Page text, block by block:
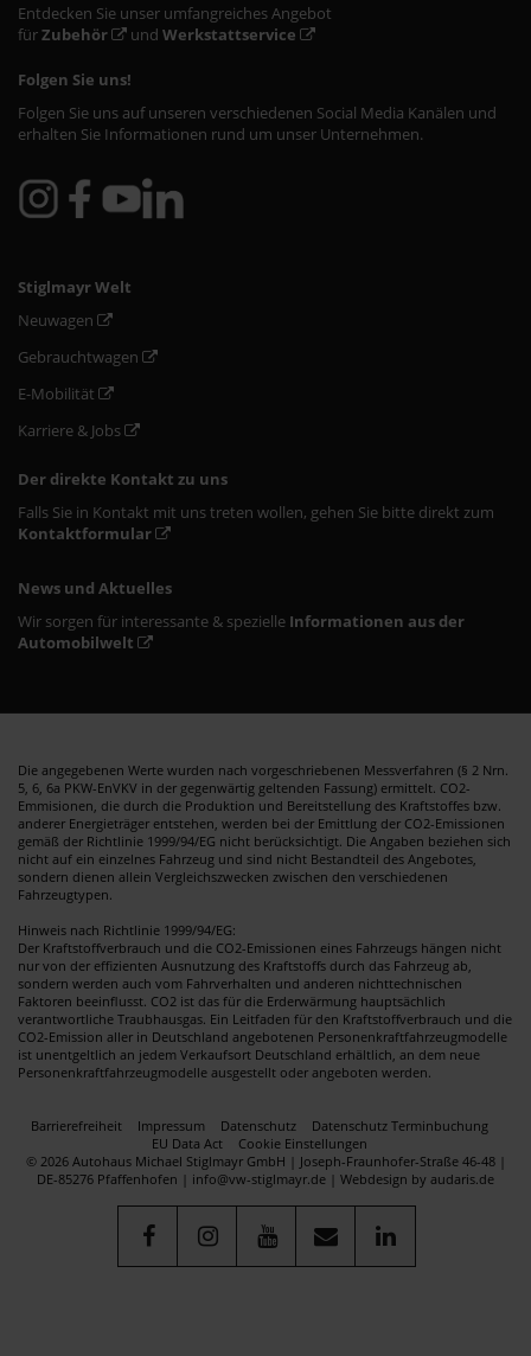
Entdecken Sie unser umfangreiches Angebot
fürZubehör und Werkstattservice
Folgen Sie uns!
Folgen Sie uns auf unseren verschiedenen Social Media Kanälen und
erhalten Sie Informationen rund um unser Unternehmen.
Stiglmayr Welt
Neuwagen
Gebrauchtwagen
E-Mobilität
Karriere & Jobs
Der direkte Kontakt zu uns
Falls Sie in Kontakt mit uns treten wollen, gehen Sie bitte direkt zum
Kontaktformular
News und Aktuelles
Wir sorgen für interessante & spezielle Informationen aus der
Automobilwelt
Die angegebenen Werte wurden nach vorgeschriebenen Messverfahren (§ 2 Nrn.
5, 6, 6a PKW-EnVKV in der gegenwärtig geltenden Fassung) ermittelt. CO2-
Emmisionen, die durch die Produktion und Bereitstellung des Kraftstoffes bzw.
anderer Energieträger entstehen, werden bei der Emittlung der CO2-Emissionen
gemäß der Richtlinie 1999/94/EG nicht berücksichtigt. Die Angaben beziehen sich
nicht auf ein einzelnes Fahrzeug und sind nicht Bestandteil des Angebotes,
sondern dienen allein Vergleichszwecken zwischen den verschiedenen
Fahrzeugtypen.
Hinweis nach Richtlinie 1999/94/EG:
Der Kraftstoffverbrauch und die CO2-Emissionen eines Fahrzeugs hängen nicht
nur von der effizienten Ausnutzung des Kraftstoffs durch das Fahrzeug ab,
sondern werden auch vom Fahrverhalten und anderen nichttechnischen
Faktoren beeinflusst. CO2 ist das für die Erderwärmung hauptsächlich
verantwortliche Traubhausgas. Ein Leitfaden für den Kraftstoffverbrauch und die
CO2-Emission aller in Deutschland angebotenen Personenkraftfahrzeugmodelle
ist unentgeltlich an jedem Verkaufsort Deutschland erhältlich, an dem neue
Personenkraftfahrzeugmodelle ausgestellt oder angeboten werden.
Barrierefreiheit Impressum Datenschutz
Datenschutz Terminbuchung
EU Data Act
Cookie Einstellungen
© 2026 Autohaus Michael Stiglmayr GmbH | Joseph-Fraunhofer-Straße 46-48 |
DE-85276 Pfaffenhofen | info@vw-stiglmayr.de | Webdesign by audaris.de